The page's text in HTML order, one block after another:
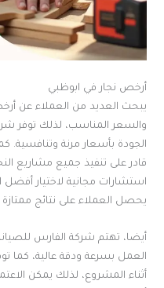
أرخص نجار في ابوظبي
يبحث العديد من العملاء عن
والسعر المناسب، لذلك توفر
الجودة بأسعار مرنة
قادر على تنفيذ جميع مشاريع
استشارات مجانية لاختيار
يحصل العملاء على نتائج
أيضا، تهتم شركة الفارس
العمل بسرعة ودقة عالية، كما
أثناء المشروع، لذلك يمكن